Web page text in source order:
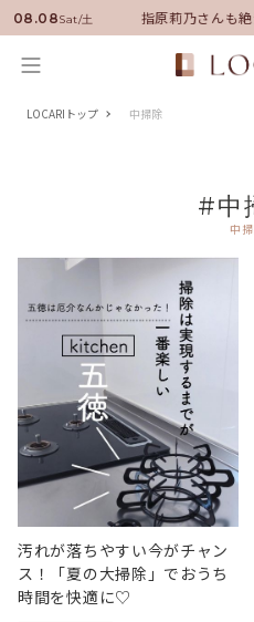
08.08Sat/土
休日を披露 指原莉乃さんも
LOCARIトップ 中掃除
#中
中
汚れが落ちやすい今がチャン
ス！「夏の大掃除」でおうち
時間を快適に♡